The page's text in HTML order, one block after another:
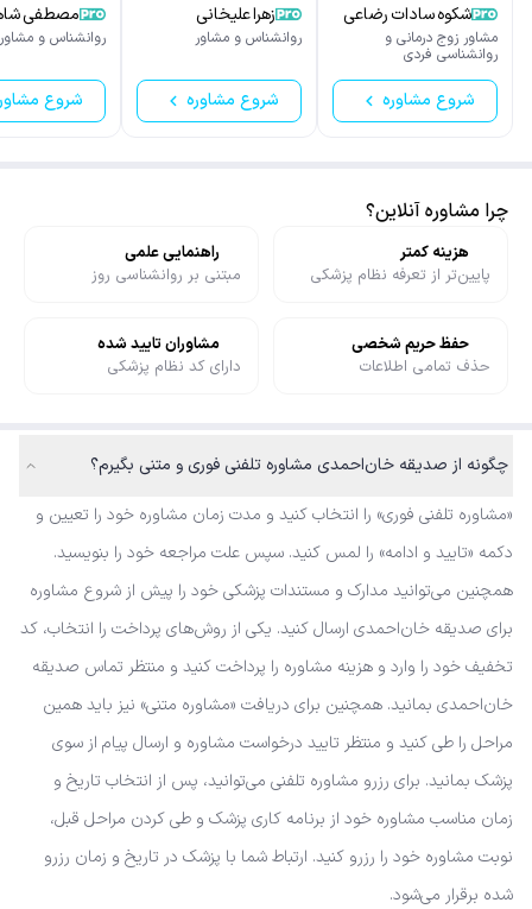
شکوه سادات رضاعی
مشاور زوج درمانی و
روانشناسی فردی
شروع مشاوره
زهرا علیخانی
روانشناس و مشاور
شروع مشاوره
مصطفی شاهی رو
روانشناس و مشاور
شروع
چرا مشاوره آنلاین؟
هزینه کمتر
پایین‌تر از تعرفه نظام پزشکی
راهنمایی علمی
مبتنی بر روانشناسی روز
حفظ حریم شخصی
حذف تمامی اطلاعات
مشاوران تایید شده
دارای کد نظام پزشکی
چگونه از صدیقه خان‌احمدی مشاوره تلفنی فوری و متنی بگیرم؟
«مشاوره تلفنی فوری» را انتخاب کنید و مدت زمان مشاوره خود را تعیین و
دکمه «تایید و ادامه» را لمس کنید. سپس علت مراجعه خود را بنویسید.
همچنین می‌توانید مدارک و مستندات پزشکی خود را پیش از شروع مشاوره
برای صدیقه خان‌احمدی ارسال کنید. یکی از روش‌های پرداخت را انتخاب، کد
تخفیف خود را وارد و هزینه مشاوره را پرداخت کنید و منتظر تماس صدیقه
خان‌احمدی بمانید. همچنین برای دریافت «مشاوره متنی» نیز باید همین
مراحل را طی کنید و منتظر تایید درخواست مشاوره و ارسال پیام از سوی
پزشک بمانید. برای رزرو مشاوره تلفنی می‌توانید، پس از انتخاب تاریخ و
زمان مناسب مشاوره خود از برنامه کاری پزشک و طی کردن مراحل قبل،
نوبت مشاوره خود را رزرو کنید. ارتباط شما با پزشک در تاریخ و زمان رزرو
شده برقرار می‌شود.